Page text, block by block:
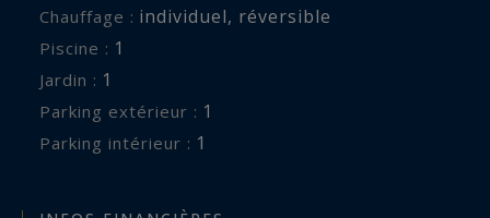
Chauffage : individuel, réversible
piscine : 1
jardin : 1
parking extérieur : 1
parking intérieur : 1